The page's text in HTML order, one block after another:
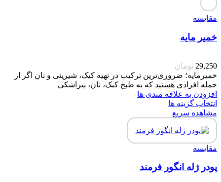
مقایسه
خمیر مایه
29,250 تومان
خمیرمایه؛ ضروری‌ترین ترکیب در تهیه کیک، شیرینی و نان اگر از
جمله افرادی هستید که به طبخ کیک، نان، پیراشکی
افزودن به علاقه مندی ها
انتخاب گزینه ها
مشاهده سریع
مقایسه
پودر ژله انگور فرمند